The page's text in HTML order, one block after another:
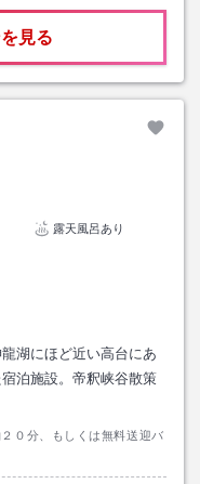
見る
露天風呂あり
湖にほど近い高台にあ
泊施設。帝釈峡谷散策
０分、もしくは無料送迎バ